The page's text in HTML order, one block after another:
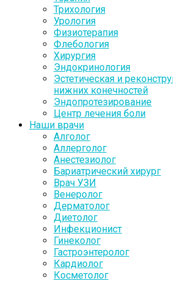
Трихология
Урология
Физиотерапия
Флебология
Хирургия
Эндокринология
Эстетическая и
нижних конечностей
Эндопротезирование
Центр лечения боли
Наши врачи
Алголог
Аллерголог
Анестезиолог
Бариатрический хирург
Врач УЗИ
Венеролог
Дерматолог
Диетолог
Инфекционист
Гинеколог
Гастроэнтеролог
Кардиолог
Косметолог